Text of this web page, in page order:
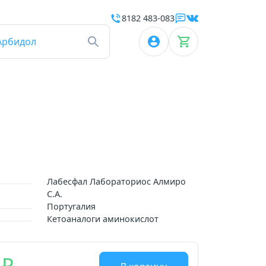
8182 483-083
Лабесфал Лабораториос Алмиро
С.А.
Португалия
Кетоаналоги аминокислот